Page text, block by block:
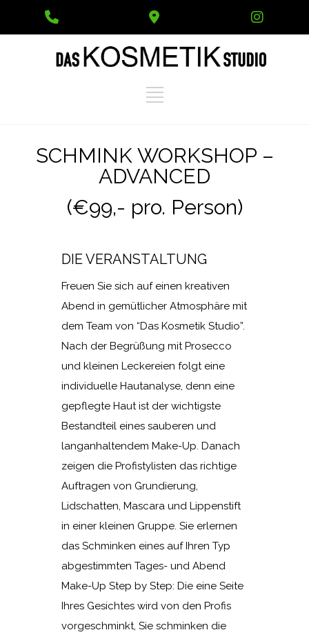
SCHMINK WORKSHOP –
ADVANCED
(€99,- pro. Person)
DIE VERANSTALTUNG
Freuen Sie sich auf einen kreativen
Abend in gemütlicher Atmosphäre mit
dem Team von “Das Kosmetik Studio”.
Nach der Begrüßung mit Prosecco
und kleinen Leckereien folgt eine
individuelle Hautanalyse, denn eine
gepflegte Haut ist der wichtigste
Bestandteil eines sauberen und
langanhaltendem Make-Up. Danach
zeigen die Profistylisten das richtige
Auftragen von Grundierung,
Lidschatten, Mascara und Lippenstift
in einer kleinen Gruppe. Sie erlernen
das Schminken eines auf Ihren Typ
abgestimmten Tages- und Abend
Make-Up Step by Step: Die eine Seite
Ihres Gesichtes wird von den Profis
vorgeschminkt, Sie schminken die
Number
for
Maps